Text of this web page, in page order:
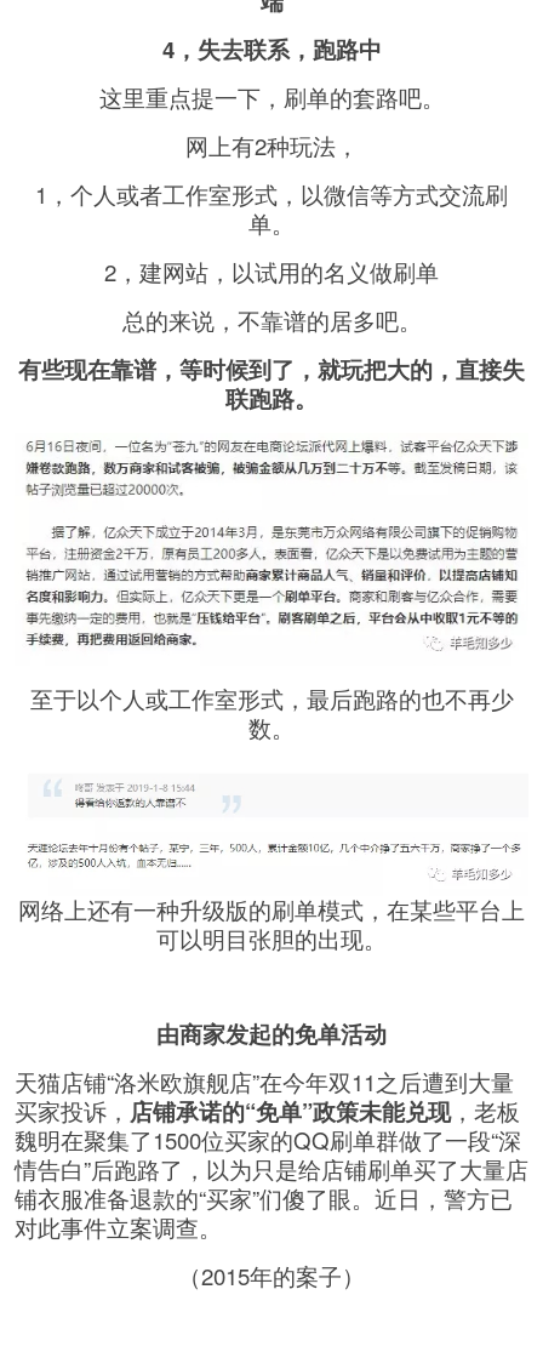
4，失去联系，跑路中
这里重点提一下，刷单的套路吧。
网上有2种玩法，
1，个人或者工作室形式，以微信等方式交流刷
单。
2，建网站，以试用的名义做刷单
总的来说，不靠谱的居多吧。
有些现在靠谱，等时候到了，就玩把大的，直接失
联跑路。
至于以个人或工作室形式，最后跑路的也不再少
数。
网络上还有一种升级版的刷单模式，在某些平台上
可以明目张胆的出现。
由商家发起的免单活动
天猫店铺“洛米欧旗舰店”在今年双11之后遭到大量
买家投诉， 店铺承诺的“免单”政策未能兑现，老板
魏明在聚集了1500位买家的QQ刷单群做了一段“深
情告白”后跑路了，以为只是给店铺刷单买了大量店
铺衣服准备退款的“买家”们傻了眼。近日，警方已
对此事件立案调查。
（2015年的案子）